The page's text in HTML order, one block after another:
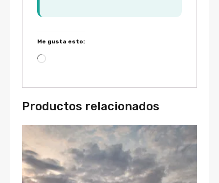
Me gusta esto:
Productos relacionados